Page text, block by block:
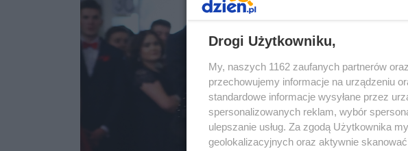
Drogi Użytkowniku,
My, naszych 1162 zaufanych partnerów
przechowujemy informacje na urządzeniu
standardowe informacje wysyłane przez
spersonalizowanych reklam, wybór
ulepszanie usług. Za zgodą Użytkownika
geolokalizacyjnych oraz aktywnie